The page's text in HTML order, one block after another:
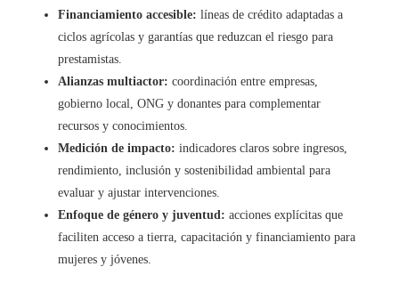
Financiamiento accesible: líneas de crédito adaptadas a
ciclos agrícolas y garantías que reduzcan el riesgo para
prestamistas.
Alianzas multiactor: coordinación entre empresas,
gobierno local, ONG y donantes para complementar
recursos y conocimientos.
Medición de impacto: indicadores claros sobre ingresos,
rendimiento, inclusión y sostenibilidad ambiental para
evaluar y ajustar intervenciones.
Enfoque de género y juventud: acciones explícitas que
faciliten acceso a tierra, capacitación y financiamiento para
mujeres y jóvenes.